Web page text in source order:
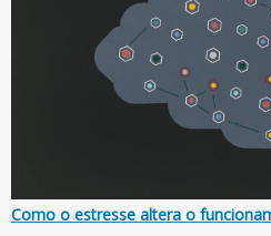
Como o estresse altera o